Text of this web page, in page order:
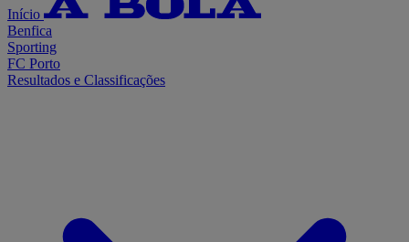
Início
Benfica
Sporting
FC Porto
Resultados e Classificações